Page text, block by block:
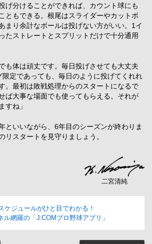
げ分けることができれば、カウント球にも
ともできる。根尾はスライダーやカットボ
まり余計なボールは投げない方がいい。1イ
たストレートとスプリットだけで十分通用
も体は頑丈です。毎日投げさせても大丈夫
定であっても、毎日のように投げてくれれ
。最初は敗戦処理からのスタートになるで
ば大事な場面でも使ってもらえる。それが
すね」
といいながら、6年目のシーズンが終わりま
リスタートを見守りましょう。
二宮清純
ケジュールがひと目でわかる！
ル網羅の「J:COMプロ野球アプリ」